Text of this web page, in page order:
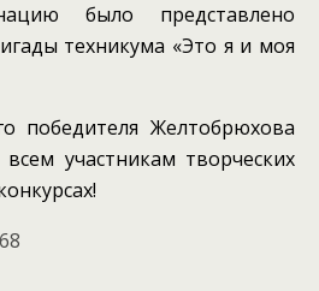
было представлено
техникума «Это я и моя
победителя Желтобрюхова
участникам творческих